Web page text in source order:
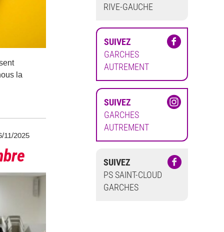
la
11/2025
RIVE-GAUCHE
SUIVEZ
GARCHES
AUTREMENT
SUIVEZ
GARCHES
AUTREMENT
SUIVEZ
PS SAINT-CLOUD
GARCHES